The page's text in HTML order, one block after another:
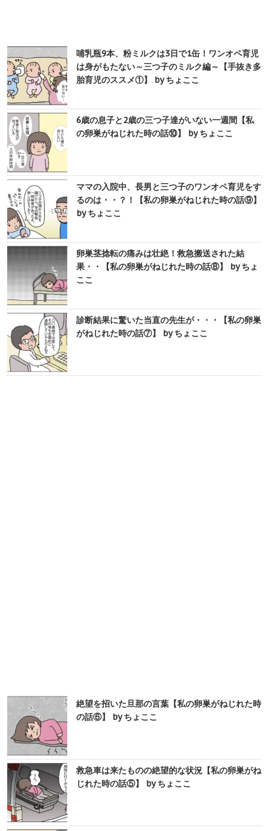
哺乳瓶9本、粉ミルクは3日で1缶！ワンオペ育児
は身がもたない～三つ子のミルク編～【手抜き多
胎育児のススメ①】 by ちょここ
6歳の息子と2歳の三つ子達がいない一週間【私
の卵巣がねじれた時の話⑩】 by ちょここ
ママの入院中、長男と三つ子のワンオペ育児をす
るのは・・？！【私の卵巣がねじれた時の話⑨】
by ちょここ
卵巣茎捻転の痛みは壮絶！救急搬送された結
果・・【私の卵巣がねじれた時の話⑧】 by ちょ
ここ
診断結果に驚いた当直の先生が・・・【私の卵巣
がねじれた時の話⑦】 by ちょここ
絶望を招いた旦那の言葉【私の卵巣がねじれた時
の話⑥】 by ちょここ
救急車は来たものの絶望的な状況【私の卵巣がね
じれた時の話⑤】 by ちょここ